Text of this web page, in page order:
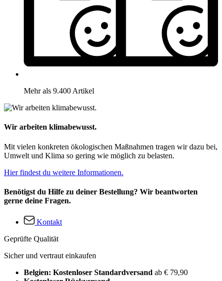
Mehr als 9.400 Artikel
Wir arbeiten klimabewusst.
Mit vielen konkreten ökologischen Maßnahmen tragen wir dazu bei,
Umwelt und Klima so gering wie möglich zu belasten.
Hier findest du weitere Informationen.
Benötigst du Hilfe zu deiner Bestellung? Wir beantworten
gerne deine Fragen.
Kontakt
Geprüfte Qualität
Sicher und vertraut einkaufen
Belgien: Kostenloser Standardversand ab € 79,90